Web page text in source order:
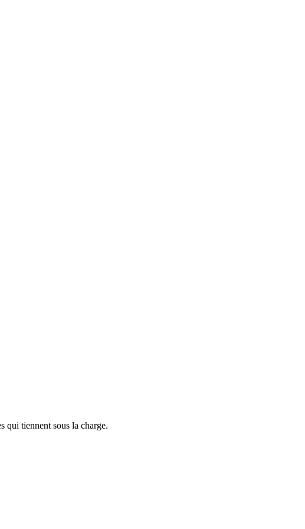
qui tiennent sous la charge.